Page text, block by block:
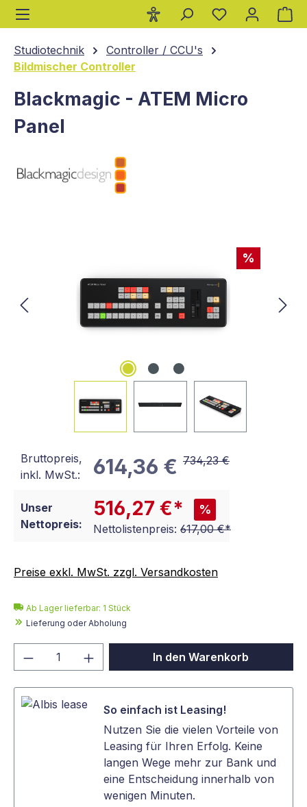
springen
Studiotechnik
Controller / CCU's
Bildmischer Controller
Blackmagic - ATEM Micro
Panel
%
Bruttopreis,
inkl. MwSt.:
614,36 € 734,23 €
Unser
Nettopreis:
516,27 €* %
Nettolistenpreis: 617,00 €*
Preise exkl. MwSt. zzgl. Versandkosten
Ab Lager lieferbar: 1 Stück
Lieferung oder Abholung
Produkt Anzahl: Gib denIn den Warenkorb
So einfach ist Leasing!
Nutzen Sie die vielen Vorteile von
Leasing für Ihren Erfolg. Keine
langen Wege mehr zur Bank und
eine Entscheidung innerhalb von
wenigen Minuten.